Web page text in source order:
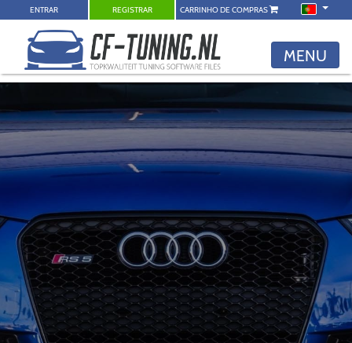
ENTRAR REGISTRAR CARRINHO DE COMPRAS
MENU